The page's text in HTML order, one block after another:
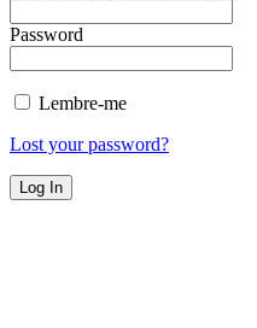
Password
Lembre-me
Lost your password?